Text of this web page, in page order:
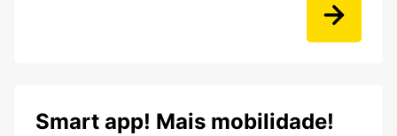
Smart app! Mais mobilidade!